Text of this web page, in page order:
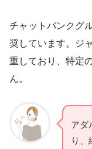
チャットバンクグ
奨しています。ジ
重しており、特定
ん。
アダ
り、